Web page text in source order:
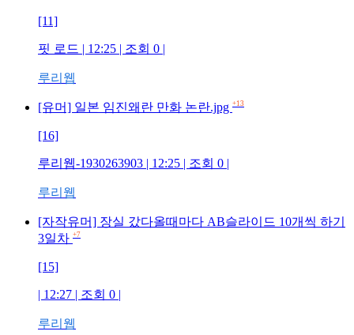
[11]
핏 로드 | 12:25 | 조회 0 |
루리웹
[유머] 일본 임진왜란 만화 논란.jpg +13
[16]
루리웹-1930263903 | 12:25 | 조회 0 |
루리웹
[자작유머] 장실 갔다올때마다 AB슬라이드 10개씩 하기
3일차 +7
[15]
| 12:27 | 조회 0 |
루리웹